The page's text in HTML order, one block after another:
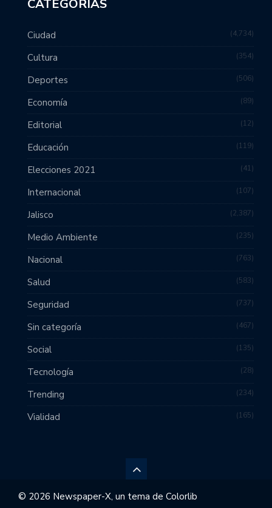
CATEGORÍAS
Ciudad 4,734
Cultura 354
Deportes 506
Economía 89
Editorial 12
Educación 119
Elecciones 2021 41
Internacional 107
Jalisco 2,387
Medio Ambiente 235
Nacional 763
Salud 583
Seguridad 737
Sin categoría 467
Social 135
Tecnología 28
Trending 234
Vialidad 165
© 2026 Newspaper-X, un tema de Colorlib